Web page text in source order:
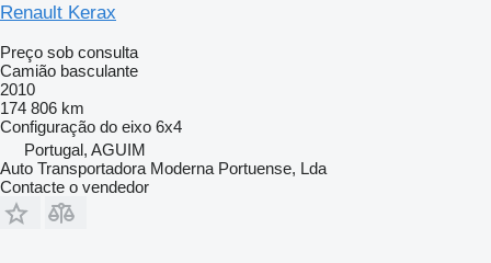
Renault Kerax
Preço sob consulta
Camião basculante
2010
174 806 km
Configuração do eixo 6x4
Portugal, AGUIM
Auto Transportadora Moderna Portuense, Lda
Contacte o vendedor